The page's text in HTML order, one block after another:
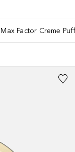
Max Factor Creme